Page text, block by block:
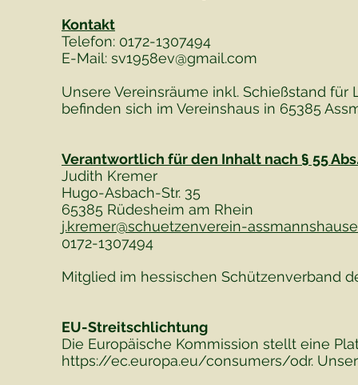
Kontakt
Telefon: 0172-1307494
E-Mail: sv1958ev@gmail.com
Unsere Vereinsräume inkl. Schießstand
befinden sich im Vereinshaus in 65385
Verantwortlich für den Inhalt nach § 55 Abs.
Judith Kremer
Hugo-Asbach-Str. 35
65385 Rüdesheim am Rhein
j.kremer@schuetzenverein-
0172-1307494
Mitglied im hessischen Schützenverband
EU-Streitschlichtung
Die Europäische Kommission stellt eine
https://ec.europa.eu/consumers/odr.